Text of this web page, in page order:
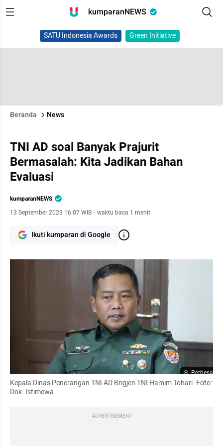
kumparanNEWS
SATU Indonesia Awards Green Initiative
Beranda News
TNI AD soal Banyak Prajurit
Bermasalah: Kita Jadikan Bahan
Evaluasi
kumparanNEWS
13 September 2023 16:07 WIB · waktu baca 1 menit
Ikuti kumparan di Google
Perbesar
Kepala Dinas Penerangan TNI AD Brigjen TNI Hamim Tohari. Foto:
Dok. Istimewa
ADVERTISEMENT